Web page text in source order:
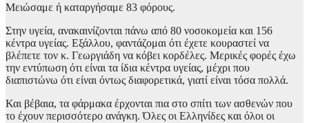
Μειώσαμε ή καταργήσαμε 83 φόρους.
Στην υγεία, ανακαινίζονται πάνω από 80 νοσοκομεία και 156
κέντρα υγείας. Εξάλλου, φαντάζομαι ότι έχετε κουραστεί να
βλέπετε τον κ. Γεωργιάδη να κόβει κορδέλες. Μερικές φορές έχω
την εντύπωση ότι είναι τα ίδια κέντρα υγείας, μέχρι που
διαπιστώνω ότι είναι όντως διαφορετικά, γιατί είναι τόσα πολλά.
Και βέβαια, τα φάρμακα έρχονται πια στο σπίτι των ασθενών που
το έχουν περισσότερο ανάγκη. Όλες οι Ελληνίδες και όλοι οι